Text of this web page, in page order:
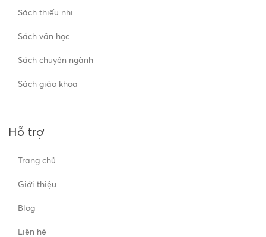
Sách thiếu nhi
Sách văn học
Sách chuyên ngành
Sách giáo khoa
Hỗ trợ
Trang chủ
Giới thiệu
Blog
Liên hệ